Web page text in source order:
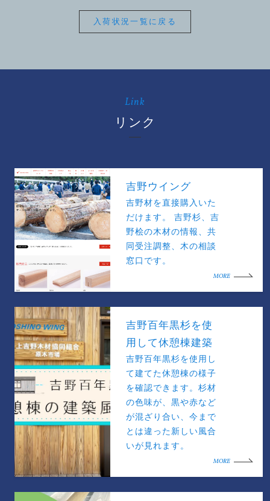
入荷状況一覧に戻る
Link
リンク
吉野ウイング
吉野材を直接購入いた
だけます。 吉野杉、吉
野桧の木材の情報、共
同受注調整、木の相談
窓口です。
MORE
吉野百年黒杉を使
用して休憩棟建築
吉野百年黒杉を使用し
て建てた休憩棟の様子
を確認できます。杉材
の色味が、黒や赤など
が混ざり合い、今まで
とは違った新しい風合
いが見れます。
MORE